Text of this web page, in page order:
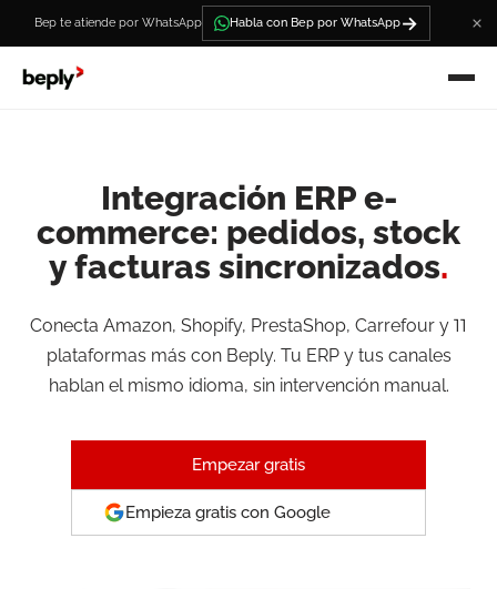
Bep te atiende por WhatsApp Habla con Bep por WhatsApp→
Integración ERP e-
commerce: pedidos, stock
y facturas sincronizados.
Conecta Amazon, Shopify, PrestaShop, Carrefour y 11
plataformas más con Beply. Tu ERP y tus canales
hablan el mismo idioma, sin intervención manual.
Empezar gratis
Empieza gratis con Google